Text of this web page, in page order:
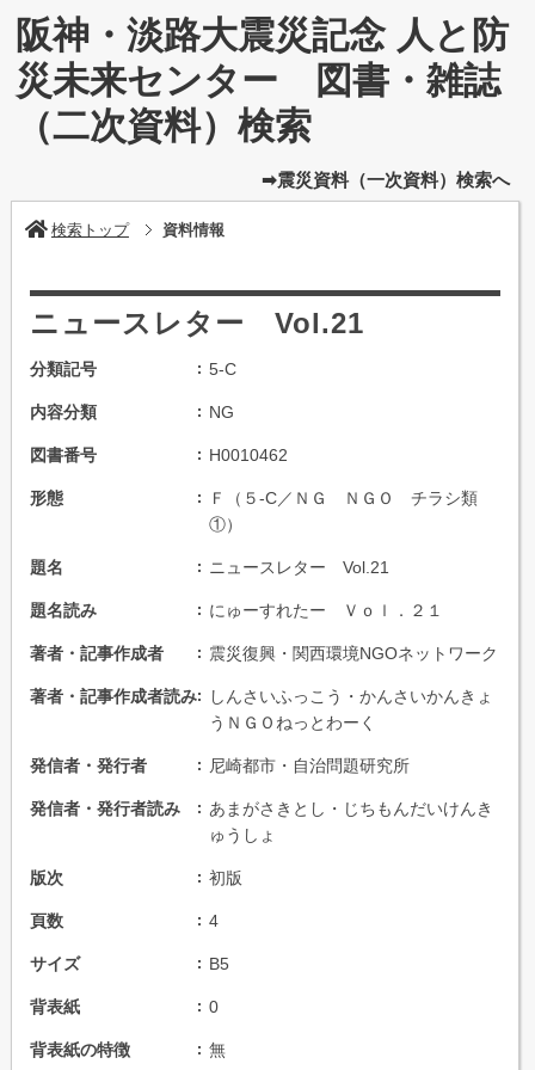
阪神・淡路大震災記念 人と防
災未来センター 図書・雑誌
（二次資料）検索
➡震災資料（一次資料）検索へ
検索トップ 資料情報
ニュースレター Vol.21
分類記号 5-C
内容分類 NG
図書番号 H0010462
形態
Ｆ（５-C／ＮＧ ＮＧＯ チラシ類
①）
題名 ニュースレター Vol.21
題名読み にゅーすれたー Ｖｏｌ．２１
著者・記事作成者 震災復興・関西環境NGOネットワーク
著者・記事作成者読み
しんさいふっこう・かんさいかんきょ
うＮＧＯねっとわーく
発信者・発行者 尼崎都市・自治問題研究所
発信者・発行者読み
あまがさきとし・じちもんだいけんき
ゅうしょ
版次 初版
頁数 4
サイズ B5
背表紙 0
背表紙の特徴 無